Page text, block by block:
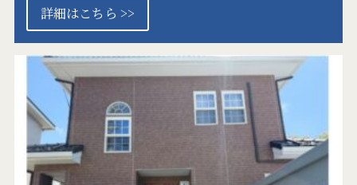
詳細はこちら >>